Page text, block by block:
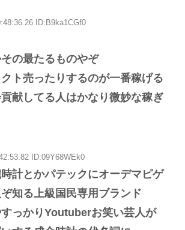
ID:B9ka1CGf0
の最たるものやぞ
ト売ったりするのが一番稼げる
献してる人はかなり微妙な稼ぎ
ID:09Y68WEk0
計とかパテックにオーデマピゲ
知る上級国民専用ブランド
っかりYoutuberお笑い芸人が